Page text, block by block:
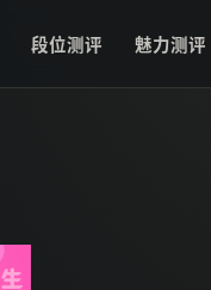
段位测评 魅力测评